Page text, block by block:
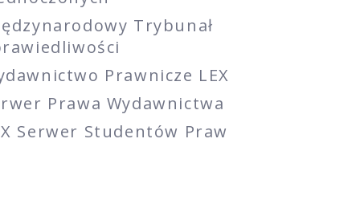
Trybunał
Prawnicze LEX
Prawa Wydawnictwa
Serwer Studentów Praw